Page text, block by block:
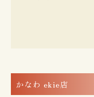
かなわ ekie店